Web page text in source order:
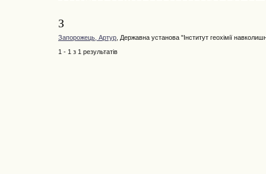
З
Запорожець, Артур , Державна установа "Інститут геохімії
1 - 1 з 1 результатів